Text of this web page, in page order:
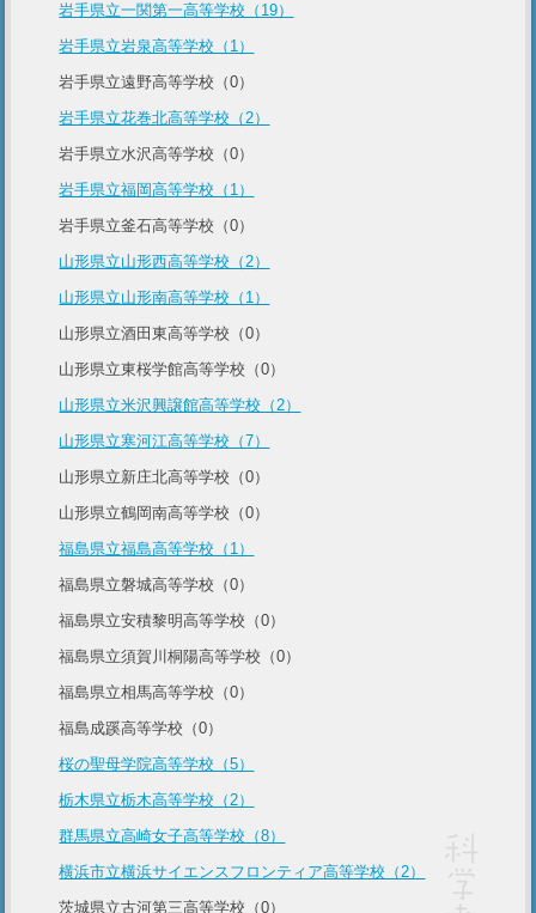
岩手県立一関第一高等学校（19）
岩手県立岩泉高等学校（1）
岩手県立遠野高等学校（0）
岩手県立花巻北高等学校（2）
岩手県立水沢高等学校（0）
岩手県立福岡高等学校（1）
岩手県立釜石高等学校（0）
山形県立山形西高等学校（2）
山形県立山形南高等学校（1）
山形県立酒田東高等学校（0）
山形県立東桜学館高等学校（0）
山形県立米沢興譲館高等学校（2）
山形県立寒河江高等学校（7）
山形県立新庄北高等学校（0）
山形県立鶴岡南高等学校（0）
福島県立福島高等学校（1）
福島県立磐城高等学校（0）
福島県立安積黎明高等学校（0）
福島県立須賀川桐陽高等学校（0）
福島県立相馬高等学校（0）
福島成蹊高等学校（0）
桜の聖母学院高等学校（5）
栃木県立栃木高等学校（2）
群馬県立高崎女子高等学校（8）
横浜市立横浜サイエンスフロンティア高等学校（2）
茨城県立古河第三高等学校（0）